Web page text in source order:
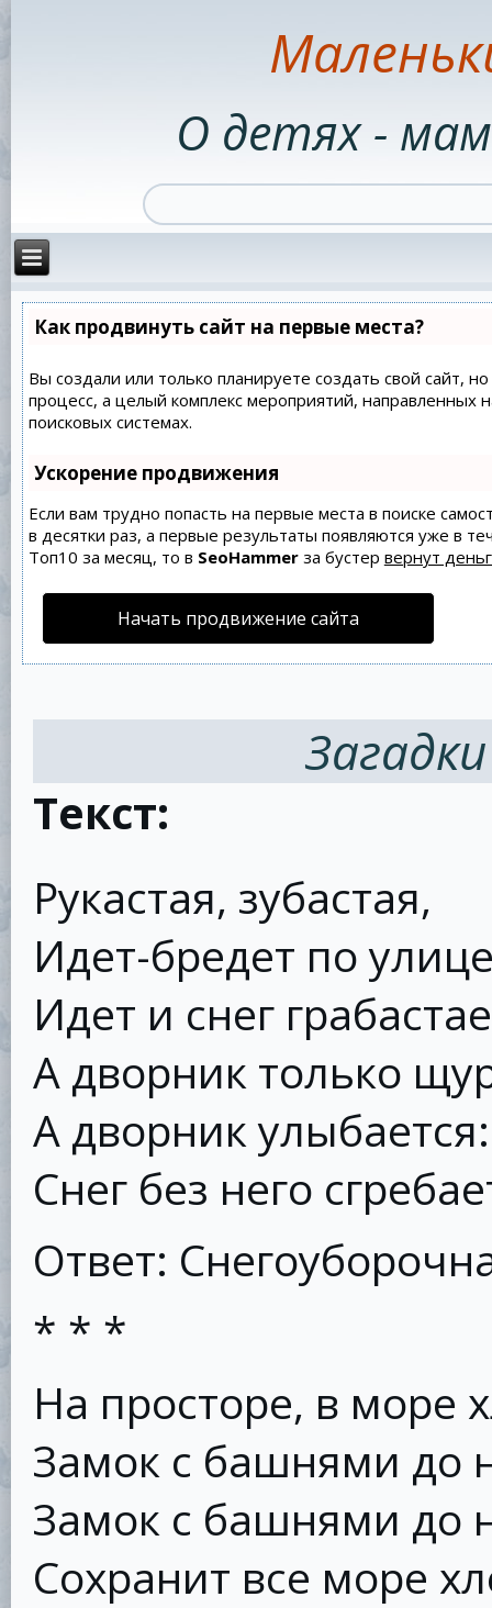
О детях -
Как продвинуть сайт на первые места?
Вы создали или только планируете создать свой сайт,
процесс, а целый комплекс мероприятий,
поисковых системах.
Ускорение продвижения
Если вам трудно попасть на первые места в поиске
в десятки раз, а первые результаты появляются уже в
Топ10 за месяц, то в SeoHammerза бустер вернут
Начать продвижение сайта
Текст:
Рукастая, зубастая,
Идет-бредет по
Идет и снег
А дворник только
А дворник улыбается:
Снег без него
Ответ:
* * *
На просторе, в море
Зaмок с башнями до
Замок с башнями до
Сохранит все море